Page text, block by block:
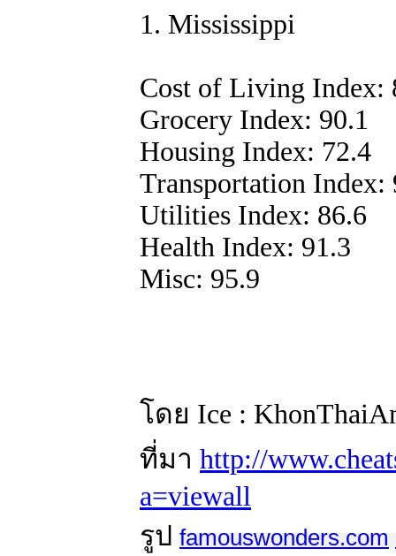
1. Mississippi
Cost of Living Index:
Grocery Index: 90.1
Housing Index: 72.4
Transportation Index:
Utilities Index: 86.6
Health Index: 91.3
Misc: 95.9
โดย Ice :
ที่มา http://
a=viewall
รูป famouswonders.com